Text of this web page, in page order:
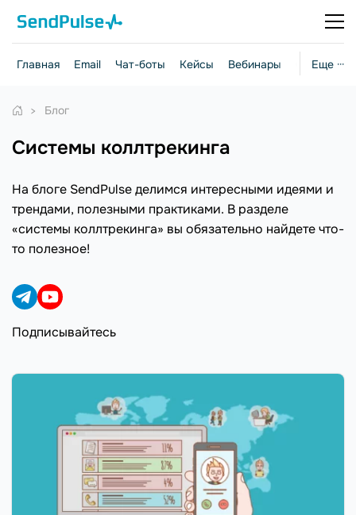
Еще ···
Главная Email Чат-боты Кейсы Вебинары Стратегии
Блог
системы коллтрекинга
На блоге SendPulse делимся интересными идеями и
трендами, полезными практиками. В разделе
«системы коллтрекинга» вы обязательно найдете что-
то полезное!
Подписывайтесь